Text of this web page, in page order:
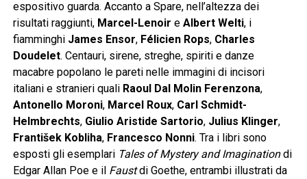
espositivo guarda. Accanto a Spare, nell’altezza dei
risultati raggiunti, Marcel-Lenoir e Albert Welti, i
fiamminghiJames Ensor, Félicien Rops, Charles
Doudelet. Centauri, sirene, streghe, spiriti e danze
macabre popolano le pareti nelle immagini di incisori
italiani e stranieri quali Raoul Dal Molin Ferenzona,
Antonello Moroni, Marcel Roux, Carl Schmidt-
Helmbrechts, Giulio Aristide Sartorio, Julius Klinger,
František Kobliha, Francesco Nonni. Tra i libri sono
esposti gli esemplari Tales of Mystery and Imaginationdi
Edgar Allan Poe e il Faustdi Goethe, entrambi illustrati da